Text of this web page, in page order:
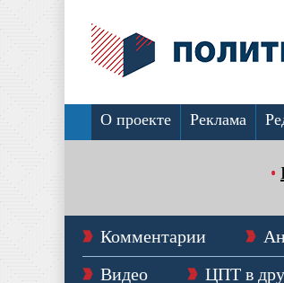
О проекте Реклама
Комментарии
Видео
ЦПТ в